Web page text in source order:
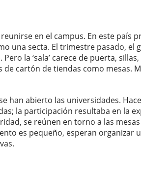
en el campus. En este país
una secta. El trimestre pasado, el
la ‘sala’ carece de puerta,
cartón de tiendas como mesas.
han abierto las universidades.
la participación resultaba en la
se reúnen en torno a las
es pequeño, esperan organizar